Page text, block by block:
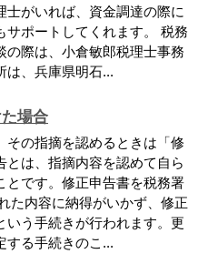
士がいれば、資金調達の際に
サポートしてくれます。 税務
の際は、小倉敏郎税理士事務
は、兵庫県明石...
場合
その指摘を認めるときは「修
とは、指摘内容を認めて自ら
とです。修正申告書を税務署
た内容に納得がいかず、修正
いう手続きが行われます。更
する手続きのこ...